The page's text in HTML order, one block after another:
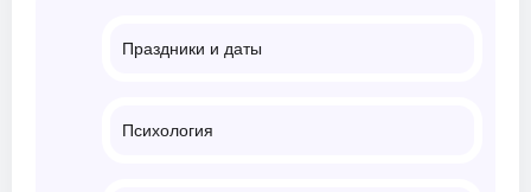
Праздники и даты
Психология